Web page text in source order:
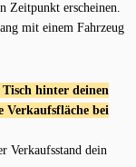
Zeitpunkt erscheinen.
mit einem Fahrzeug
hinter deinen
Verkaufsfläche bei
Verkaufsstand dein